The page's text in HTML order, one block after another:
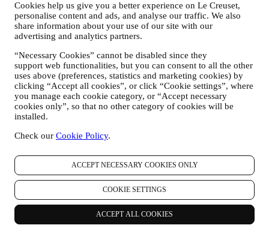
Cookies help us give you a better experience on Le Creuset,
personalise content and ads, and analyse our traffic. We also
share information about your use of our site with our
advertising and analytics partners.
“Necessary Cookies” cannot be disabled since they
support web functionalities, but you can consent to all the other
uses above (preferences, statistics and marketing cookies) by
clicking “Accept all cookies”, or click “Cookie settings”, where
you manage each cookie category, or “Accept necessary
cookies only”, so that no other category of cookies will be
installed.
Check our Cookie Policy.
ACCEPT NECESSARY COOKIES ONLY
COOKIE SETTINGS
ACCEPT ALL COOKIES
Creuset. Będziemy to realizować poprzez analizę
przyzwyczajeń albo zainteresowań użytkownika, na przykład
w odniesieniu do najczęściej przeglądanych produktów,
interakcji z nami w mediach społecznościowych, stron
odwiedzanych w naszej witrynie internetowej, czytanych
treści naszych ofert. Używamy do tego głównie plików
cookie i podobnych technologii (w tym technologię Piksela
Śledzącego), również w połączeniu z Twoimi danymi i
preferencjami zebranymi po zapisaniu się na naszą
spersonalizowaną komunikację marketingową. Będziemy
wykorzystywać te informacje do zarządzania naszymi
określonych treści, dostosowywania treści albo ofert
jeżeli użytkownik wyrazi zgodę, do otrzymywania naszej
komunikacji marketingowej i przesyłania mu odpowiednich
wiadomości, które mogą mu się spodobać. Nie przewiduje się
żadnych innych skutków. Korzystanie z plików cookie
wymaga zgody użytkownika. Jeżeli użytkownik nie chce, aby
tego rodzaju dane były wykorzystywane w celu
przedstawiania mu reklam, treści albo wiadomości opartych